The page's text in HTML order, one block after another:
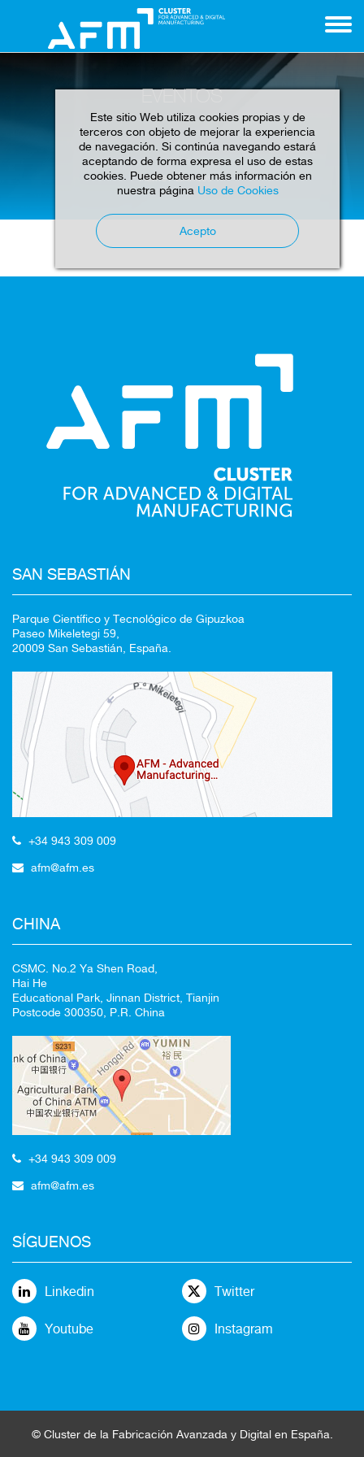
Este sitio Web utiliza cookies propias y de
terceros con objeto de mejorar la experiencia
de navegación. Si continúa navegando estará
aceptando de forma expresa el uso de estas
cookies. Puede obtener más información en
nuestra página Uso de Cookies
Acepto
EVENTOS
Home Eventos
Redirigiendo a
SAN SEBASTIÁN
Parque Científico y Tecnológico de Gipuzkoa
Paseo Mikeletegi 59,
20009 San Sebastián, España.
+34 943 309 009
afm@afm.es
CHINA
CSMC. No.2 Ya Shen Road,
Hai He
Educational Park, Jinnan District, Tianjin
Postcode 300350, P.R. China
+34 943 309 009
afm@afm.es
SÍGUENOS
Linkedin Twitter
Youtube Instagram
© Clusterde la Fabricación Avanzada y Digital en España